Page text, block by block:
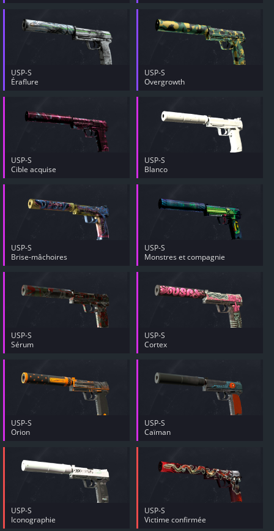
USP-S
Éraflure
USP-S
Overgrowth
USP-S
Cible acquise
USP-S
Blanco
USP-S
Brise-mâchoires
USP-S
Monstres et compagnie
USP-S
Sérum
USP-S
Cortex
USP-S
Orion
USP-S
Caïman
USP-S
Iconographie
USP-S
Victime confirmée